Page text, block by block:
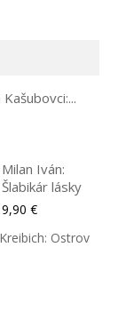
Milan Iván:
Šlabikár lásky
9,90 €